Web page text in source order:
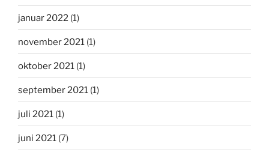
januar 2022 (1)
november 2021 (1)
oktober 2021 (1)
september 2021 (1)
juli 2021 (1)
juni 2021 (7)